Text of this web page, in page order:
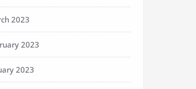
2023
2023
2023